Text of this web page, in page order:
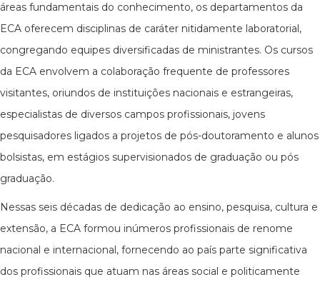
áreas fundamentais do conhecimento, os departamentos da
ECA oferecem disciplinas de caráter nitidamente laboratorial,
congregando equipes diversificadas de ministrantes. Os cursos
da ECA envolvem a colaboração frequente de professores
visitantes, oriundos de instituições nacionais e estrangeiras,
especialistas de diversos campos profissionais, jovens
pesquisadores ligados a projetos de pós-doutoramento e alunos
bolsistas, em estágios supervisionados de graduação ou pós
graduação.
Nessas seis décadas de dedicação ao ensino, pesquisa, cultura e
extensão, a ECA formou inúmeros profissionais de renome
nacional e internacional, fornecendo ao país parte significativa
dos profissionais que atuam nas áreas social e politicamente